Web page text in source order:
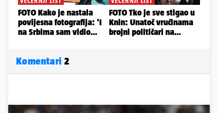
Komentari 2